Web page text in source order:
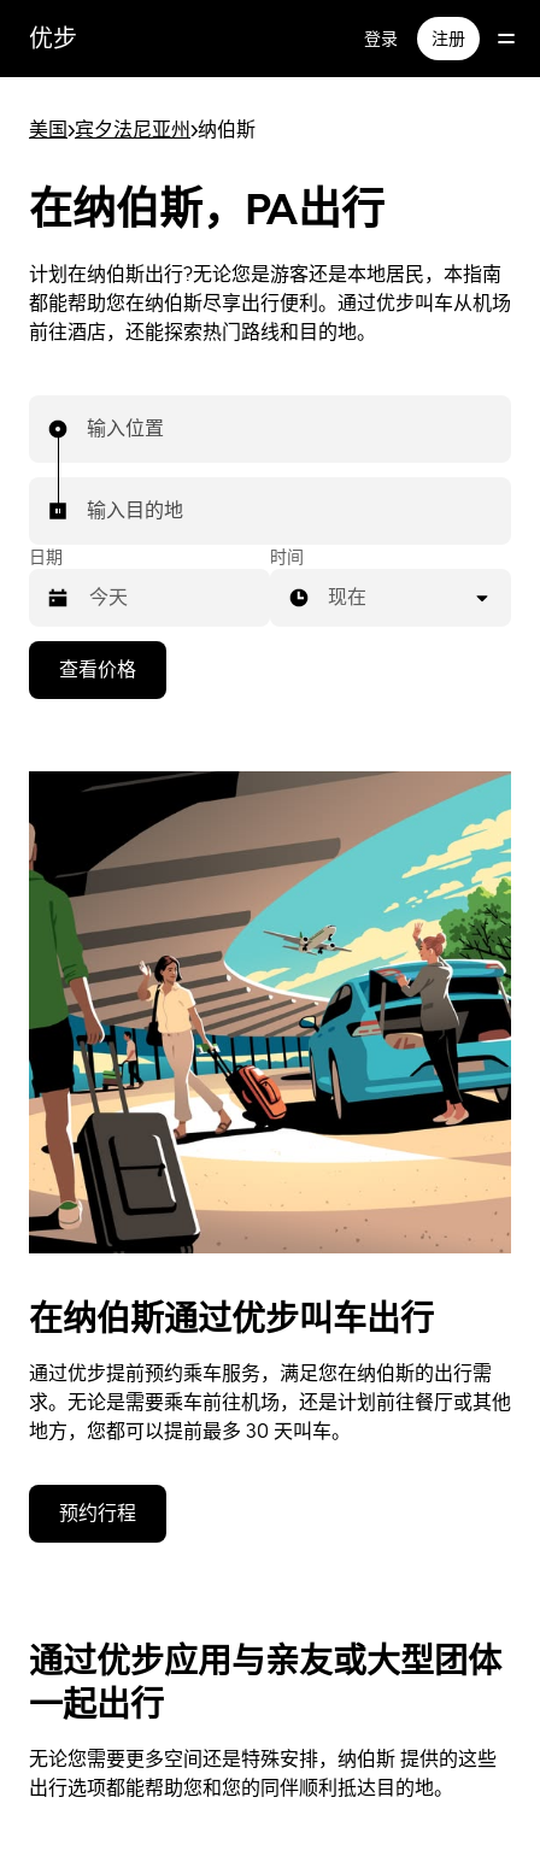
优步 登录 注册
美国>宾夕法尼亚州>纳伯斯
在纳伯斯，PA出行
计划在纳伯斯出行?无论您是游客还是本地居民，本指南
都能帮助您在纳伯斯尽享出行便利。通过优步叫车从机场
前往酒店，还能探索热门路线和目的地。
输入位置
输入目的地
日期
向
头
可
浏
日
期。
按
退
键
可
闭
日
时间
现在
查看价格
在纳伯斯通过优步叫车出行
通过优步提前预约乘车服务，满足您在纳伯斯的出行需
求。无论是需要乘车前往机场，还是计划前往餐厅或其他
地方，您都可以提前最多 30 天叫车。
预约行程
通过优步应用与亲友或大型团体
一起出行
无论您需要更多空间还是特殊安排，纳伯斯 提供的这些
出行选项都能帮助您和您的同伴顺利抵达目的地。